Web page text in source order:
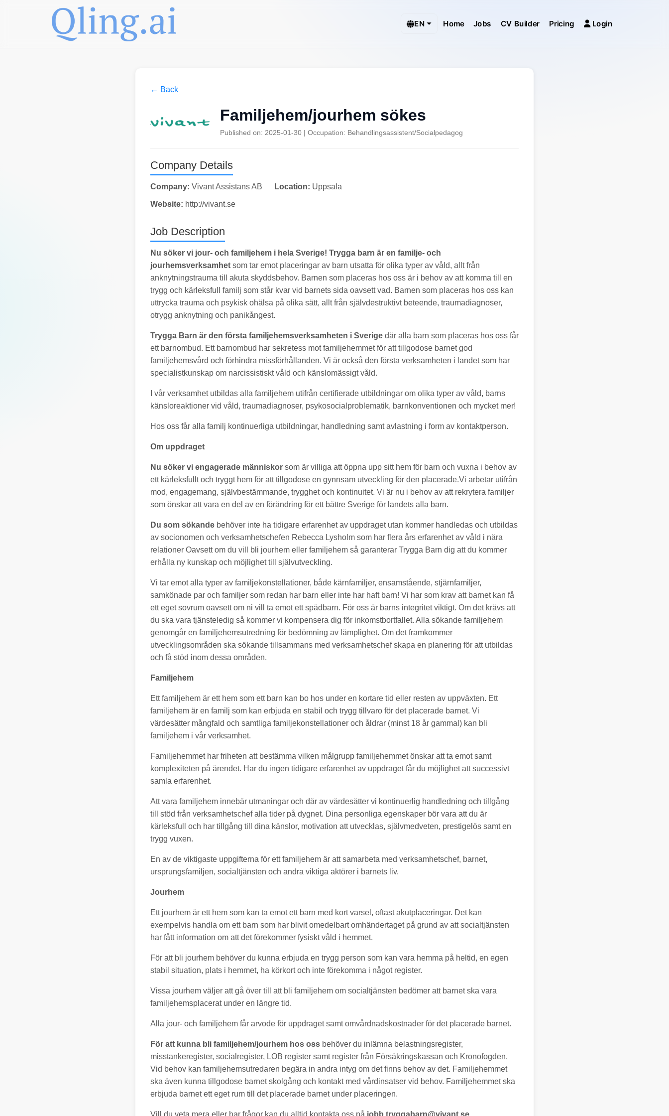
EN Home Jobs CV Builder Pricing Login
← Back
Familjehem/jourhem sökes
Published on: 2025-01-30 | Occupation: Behandlingsassistent/Socialpedagog
Company Details
Company: Vivant Assistans AB Location: Uppsala
Website: http://vivant.se
Job Description
Nu söker vi jour- och familjehem i hela Sverige! Trygga barn är en familje- och
jourhemsverksamhet som tar emot placeringar av barn utsatta för olika typer av våld, allt från
anknytningstrauma till akuta skyddsbehov. Barnen som placeras hos oss är i behov av att komma till en
trygg och kärleksfull familj som står kvar vid barnets sida oavsett vad. Barnen som placeras hos oss kan
uttrycka trauma och psykisk ohälsa på olika sätt, allt från självdestruktivt beteende, traumadiagnoser,
otrygg anknytning och panikångest.
Trygga Barn är den första familjehemsverksamheten i Sverige där alla barn som placeras hos oss får
ett barnombud. Ett barnombud har sekretess mot familjehemmet för att tillgodose barnet god
familjehemsvård och förhindra missförhållanden. Vi är också den första verksamheten i landet som har
specialistkunskap om narcissistiskt våld och känslomässigt våld.
I vår verksamhet utbildas alla familjehem utifrån certifierade utbildningar om olika typer av våld, barns
känsloreaktioner vid våld, traumadiagnoser, psykosocialproblematik, barnkonventionen och mycket mer!
Hos oss får alla familj kontinuerliga utbildningar, handledning samt avlastning i form av kontaktperson.
Om uppdraget
Nu söker vi engagerade människor som är villiga att öppna upp sitt hem för barn och vuxna i behov av
ett kärleksfullt och tryggt hem för att tillgodose en gynnsam utveckling för den placerade.Vi arbetar utifrån
mod, engagemang, självbestämmande, trygghet och kontinuitet. Vi är nu i behov av att rekrytera familjer
som önskar att vara en del av en förändring för ett bättre Sverige för landets alla barn.
Du som sökande behöver inte ha tidigare erfarenhet av uppdraget utan kommer handledas och utbildas
av socionomen och verksamhetschefen Rebecca Lysholm som har flera års erfarenhet av våld i nära
relationer Oavsett om du vill bli jourhem eller familjehem så garanterar Trygga Barn dig att du kommer
erhålla ny kunskap och möjlighet till självutveckling.
Vi tar emot alla typer av familjekonstellationer, både kärnfamiljer, ensamstående, stjärnfamiljer,
samkönade par och familjer som redan har barn eller inte har haft barn! Vi har som krav att barnet kan få
ett eget sovrum oavsett om ni vill ta emot ett spädbarn. För oss är barns integritet viktigt. Om det krävs att
du ska vara tjänsteledig så kommer vi kompensera dig för inkomstbortfallet. Alla sökande familjehem
genomgår en familjehemsutredning för bedömning av lämplighet. Om det framkommer
utvecklingsområden ska sökande tillsammans med verksamhetschef skapa en planering för att utbildas
och få stöd inom dessa områden.
Familjehem
Ett familjehem är ett hem som ett barn kan bo hos under en kortare tid eller resten av uppväxten. Ett
familjehem är en familj som kan erbjuda en stabil och trygg tillvaro för det placerade barnet. Vi
värdesätter mångfald och samtliga familjekonstellationer och åldrar (minst 18 år gammal) kan bli
familjehem i vår verksamhet.
Familjehemmet har friheten att bestämma vilken målgrupp familjehemmet önskar att ta emot samt
komplexiteten på ärendet. Har du ingen tidigare erfarenhet av uppdraget får du möjlighet att successivt
samla erfarenhet.
Att vara familjehem innebär utmaningar och där av värdesätter vi kontinuerlig handledning och tillgång
till stöd från verksamhetschef alla tider på dygnet. Dina personliga egenskaper bör vara att du är
kärleksfull och har tillgång till dina känslor, motivation att utvecklas, självmedveten, prestigelös samt en
trygg vuxen.
En av de viktigaste uppgifterna för ett familjehem är att samarbeta med verksamhetschef, barnet,
ursprungsfamiljen, socialtjänsten och andra viktiga aktörer i barnets liv.
Jourhem
Ett jourhem är ett hem som kan ta emot ett barn med kort varsel, oftast akutplaceringar. Det kan
exempelvis handla om ett barn som har blivit omedelbart omhändertaget på grund av att socialtjänsten
har fått information om att det förekommer fysiskt våld i hemmet.
För att bli jourhem behöver du kunna erbjuda en trygg person som kan vara hemma på heltid, en egen
stabil situation, plats i hemmet, ha körkort och inte förekomma i något register.
Vissa jourhem väljer att gå över till att bli familjehem om socialtjänsten bedömer att barnet ska vara
familjehemsplacerat under en längre tid.
Alla jour- och familjehem får arvode för uppdraget samt omvårdnadskostnader för det placerade barnet.
För att kunna bli familjehem/jourhem hos oss behöver du inlämna belastningsregister,
misstankeregister, socialregister, LOB register samt register från Försäkringskassan och Kronofogden.
Vid behov kan familjehemsutredaren begära in andra intyg om det finns behov av det. Familjehemmet
ska även kunna tillgodose barnet skolgång och kontakt med vårdinsatser vid behov. Familjehemmet ska
erbjuda barnet ett eget rum till det placerade barnet under placeringen.
Vill du veta mera eller har frågor kan du alltid kontakta oss på jobb.tryggabarn@vivant.se